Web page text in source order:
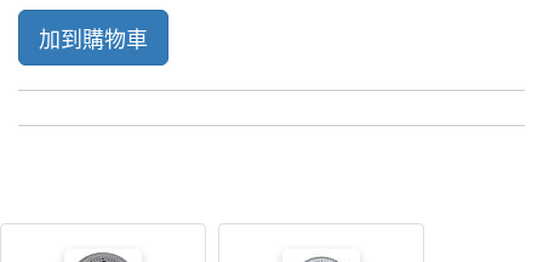
加到購物車